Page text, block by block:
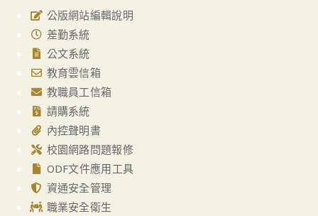
公版網站編輯說明
差勤系統
公文系統
教育雲信箱
教職員工信箱
請購系統
內控聲明書
校園網路問題報修
ODF文件應用工具
資通安全管理
職業安全衛生